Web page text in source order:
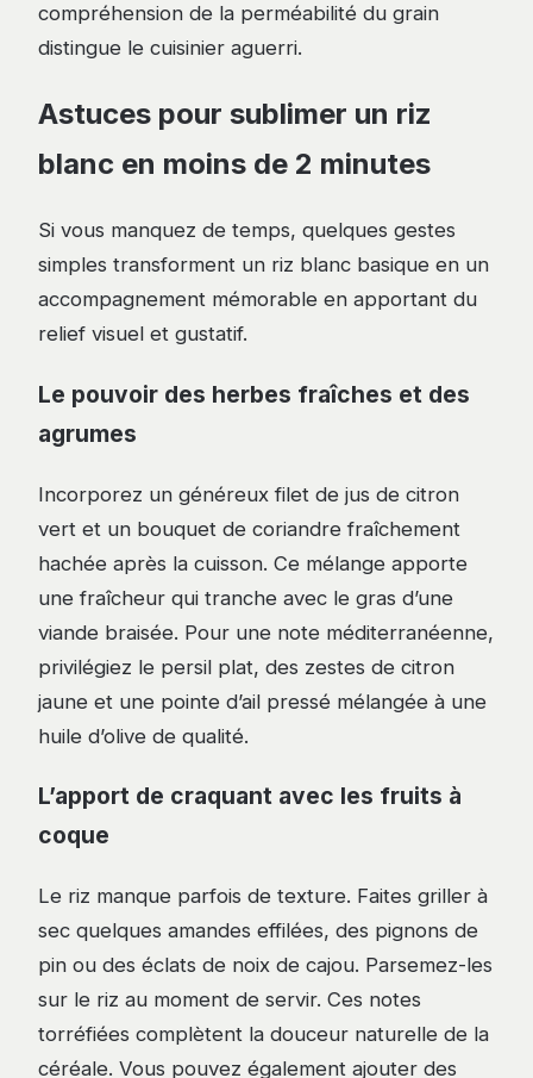
compréhension de la perméabilité du grain
distingue le cuisinier aguerri.
Astuces pour sublimer un riz
blanc en moins de 2 minutes
Si vous manquez de temps, quelques gestes
simples transforment un riz blanc basique en un
accompagnement mémorable en apportant du
relief visuel et gustatif.
Le pouvoir des herbes fraîches et des
agrumes
Incorporez un généreux filet de jus de citron
vert et un bouquet de coriandre fraîchement
hachée après la cuisson. Ce mélange apporte
une fraîcheur qui tranche avec le gras d’une
viande braisée. Pour une note méditerranéenne,
privilégiez le persil plat, des zestes de citron
jaune et une pointe d’ail pressé mélangée à une
huile d’olive de qualité.
L’apport de craquant avec les fruits à
coque
Le riz manque parfois de texture. Faites griller à
sec quelques amandes effilées, des pignons de
pin ou des éclats de noix de cajou. Parsemez-les
sur le riz au moment de servir. Ces notes
torréfiées complètent la douceur naturelle de la
céréale. Vous pouvez également ajouter des